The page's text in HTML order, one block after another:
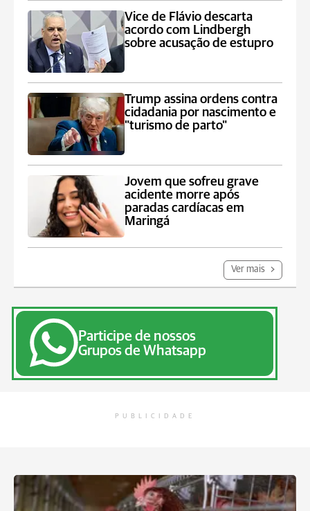
Vice de Flávio descarta
acordo com Lindbergh
sobre acusação de estupro
Trump assina ordens contra
cidadania por nascimento e
"turismo de parto"
Jovem que sofreu grave
acidente morre após
paradas cardíacas em
Maringá
Ver mais
Participe de nossos
Grupos de Whatsapp
PUBLICIDADE